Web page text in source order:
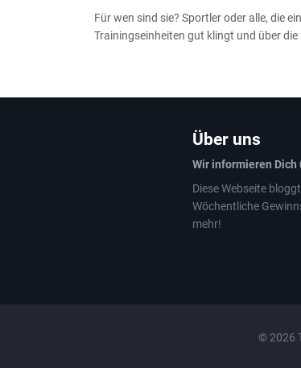
Für wen sind sie? Sportler oder alle, die
Trainingseinheiten gut klingt und über
Über uns
Wir informieren
Diese Webseite
Wöchentliche
mehr!
© 2026